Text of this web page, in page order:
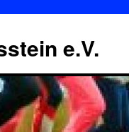
e.V.